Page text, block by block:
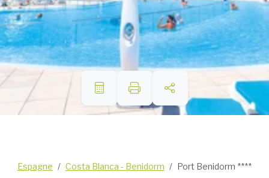
Espagne Costa Blanca - Benidorm Port Benidorm ****